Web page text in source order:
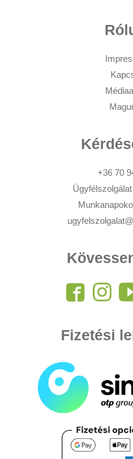
+36 70
Fizetési